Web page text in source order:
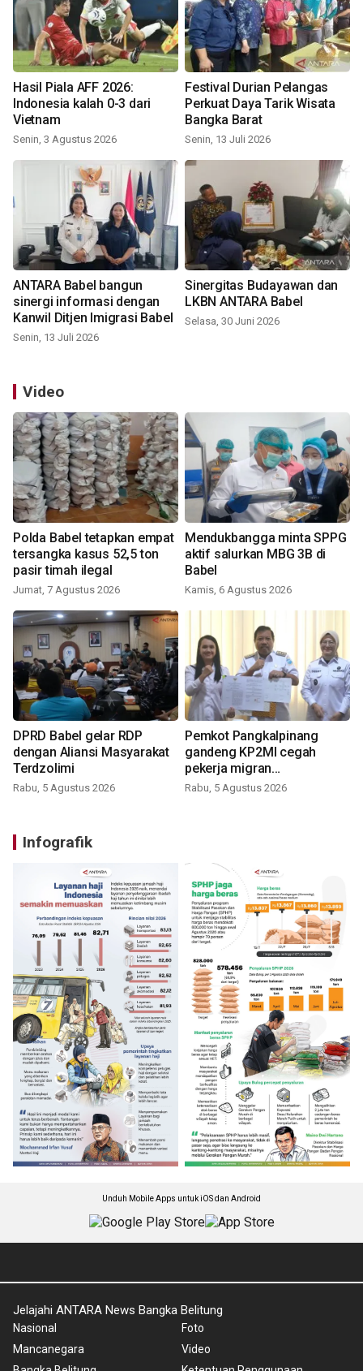
Hasil Piala AFF 2026:
Indonesia kalah 0-3 dari
Vietnam
Senin, 3 Agustus 2026
Festival Durian Pelangas
Perkuat Daya Tarik Wisata
Bangka Barat
Senin, 13 Juli 2026
ANTARA Babel bangun
sinergi informasi dengan
Kanwil Ditjen Imigrasi Babel
Senin, 13 Juli 2026
Sinergitas Budayawan dan
LKBN ANTARA Babel
Selasa, 30 Juni 2026
Video
Polda Babel tetapkan empat
tersangka kasus 52,5 ton
pasir timah ilegal
Jumat, 7 Agustus 2026
Mendukbangga minta SPPG
aktif salurkan MBG 3B di
Babel
Kamis, 6 Agustus 2026
DPRD Babel gelar RDP
dengan Aliansi Masyarakat
Terdzolimi
Rabu, 5 Agustus 2026
Pemkot Pangkalpinang
gandeng KP2MI cegah
pekerja migran
nonprosedural
Rabu, 5 Agustus 2026
Infografik
Unduh Mobile Apps untuk iOS dan Android
Jelajahi ANTARA News Bangka Belitung
Nasional
Mancanegara
Foto
Video